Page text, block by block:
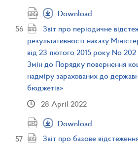
Download
Звіт про періодичне
результативності наказу
від 23 лютого 2015 року No
Змін до Порядку повернення
надміру зарахованих до
бюджетів»
28 April 2022
Download
Звіт про базове